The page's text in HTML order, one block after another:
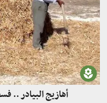
أهازيج البيادر ..